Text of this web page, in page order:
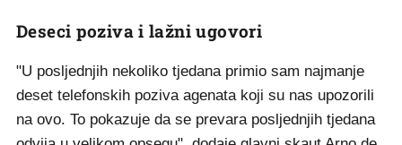
Deseci poziva i lažni ugovori
"U posljednjih nekoliko tjedana primio sam najmanje
deset telefonskih poziva agenata koji su nas upozorili
na ovo. To pokazuje da se prevara posljednjih tjedana